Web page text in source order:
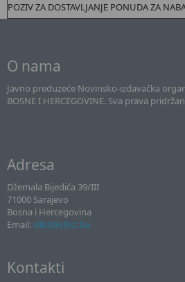
POZIV ZA DOSTAVLJANJE PONUDA ZA
O nama
Javno preduzeće Novinsko-izdavačka
BOSNE I HERCEGOVINE. Sva prava
Adresa
Džemala Bijedića 39/III
71000 Sarajevo
Bosna i Hercegovina
Email: sllist@sllist.ba
Kontakti